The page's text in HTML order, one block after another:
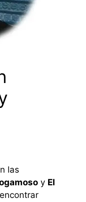
las
y El